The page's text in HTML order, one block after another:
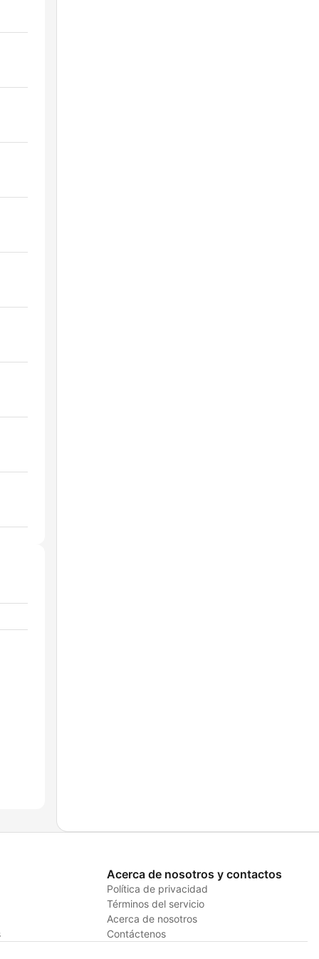
Acerca de nosotros y contactos
Política de privacidad
Términos del servicio
Acerca de nosotros
Contáctenos